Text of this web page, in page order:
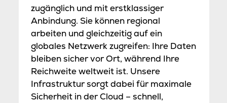
zugänglich und mit erstklassiger
Anbindung. Sie können regional
arbeiten und gleichzeitig auf ein
globales Netzwerk zugreifen: Ihre Daten
bleiben sicher vor Ort, während Ihre
Reichweite weltweit ist. Unsere
Infrastruktur sorgt dabei für maximale
Sicherheit in der Cloud – schnell,